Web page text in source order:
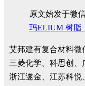
原文始发于微
玛ELIUM 树脂
艾邦建有复合材料微
三菱化学、科思创、
浙江遂金、江苏科悦